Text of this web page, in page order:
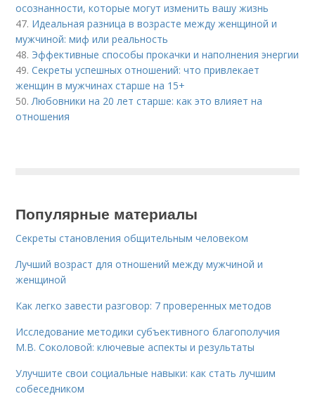
осознанности, которые могут изменить вашу жизнь
47. Идеальная разница в возрасте между женщиной и
мужчиной: миф или реальность
48. Эффективные способы прокачки и наполнения энергии
49.Секреты успешных отношений: что привлекает
женщин в мужчинах старше на 15+
50.Любовники на 20 лет старше: как это влияет на
отношения
Популярные материалы
Секреты становления общительным человеком
Лучший возраст для отношений между мужчиной и
женщиной
Как легко завести разговор: 7 проверенных методов
Исследование методики субъективного благополучия
М.В. Соколовой: ключевые аспекты и результаты
Улучшите свои социальные навыки: как стать лучшим
собеседником